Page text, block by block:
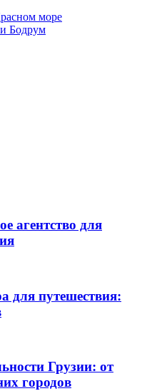
море
Бодрум
агентство для
для путешествия:
Грузии: от
городов